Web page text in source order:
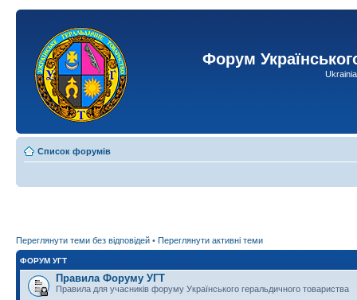
Форум
Список форумів
Переглянути теми без відповідей • Переглянути активні теми
ФОРУМ УГТ
Правила Форуму УГТ
Правила для учасників форуму Українського геральдичного товариства